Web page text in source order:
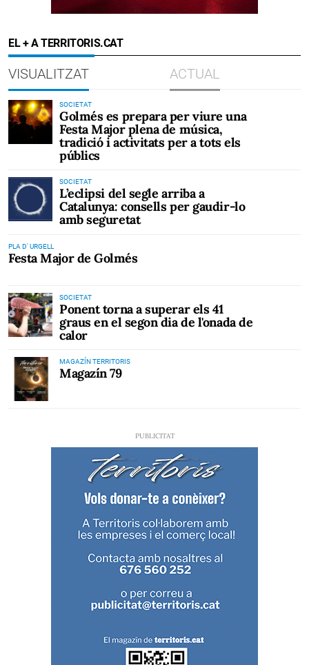
EL + A TERRITORIS.CAT
VISUALITZAT ACTUAL
SOCIETAT
Golmés es prepara per viure una
Festa Major plena de música,
tradició i activitats per a tots els
públics
SOCIETAT
L’eclipsi del segle arriba a
Catalunya: consells per gaudir-lo
amb seguretat
PLA D' URGELL
Festa Major de Golmés
SOCIETAT
Ponent torna a superar els 41
graus en el segon dia de l'onada de
calor
MAGAZÍN TERRITORIS
Magazín 79